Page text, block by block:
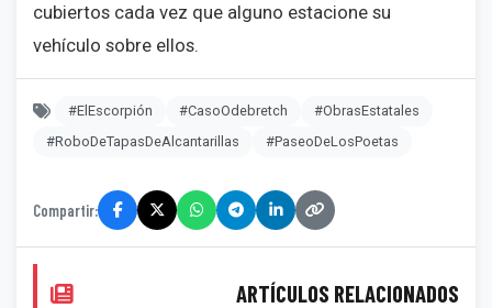
cubiertos cada vez que alguno estacione su
vehículo sobre ellos.
#ElEscorpión #CasoOdebretch
#ObrasEstatales
#RoboDeTapasDeAlcantarillas
#PaseoDeLosPoetas
Compartir:
ARTÍCULOS RELACIONADOS